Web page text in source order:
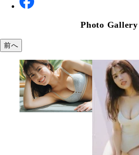
Photo Gallery
前へ